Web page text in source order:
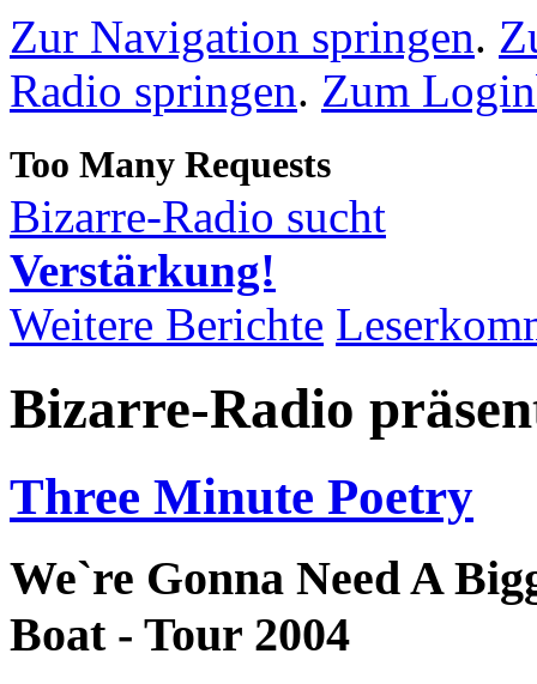
Zur Navigation springen.
Radio springen. Zum
Bizarre-Radio sucht
Verstärkung!
Weitere Berichte
Bizarre-Radio
Three Minute Poetry
We`re Gonna Need A
Boat - Tour 2004